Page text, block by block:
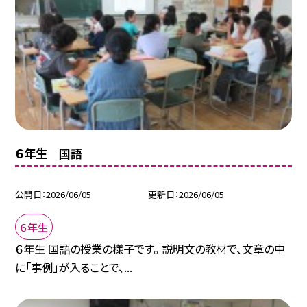
６年生 国語
公開日 2026/06/05 更新日 2026/06/05
６年生
６年生 国語の授業の様子です。 説明文の教材で、文章の中
に「事例」が入ることで、...